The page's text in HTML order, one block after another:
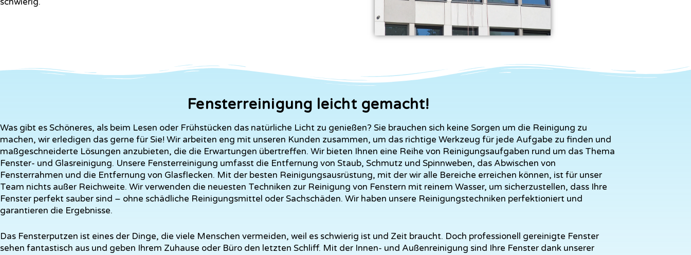
Fensterreinigung leicht gemacht!
Was gibt es Schöneres, als beim Lesen oder Frühstücken das natürliche Licht zu genießen? Sie brauchen sich keine Sorgen um die Reinigung zu
machen, wir erledigen das gerne für Sie! Wir arbeiten eng mit unseren Kunden zusammen, um das richtige Werkzeug für jede Aufgabe zu finden und
maßgeschneiderte Lösungen anzubieten, die die Erwartungen übertreffen. Wir bieten Ihnen eine Reihe von Reinigungsaufgaben rund um das Thema
Fenster- und Glasreinigung. Unsere Fensterreinigung umfasst die Entfernung von Staub, Schmutz und Spinnweben, das Abwischen von
Fensterrahmen und die Entfernung von Glasflecken. Mit der besten Reinigungsausrüstung, mit der wir alle Bereiche erreichen können, ist für unser
Team nichts außer Reichweite. Wir verwenden die neuesten Techniken zur Reinigung von Fenstern mit reinem Wasser, um sicherzustellen, dass Ihre
Fenster perfekt sauber sind – ohne schädliche Reinigungsmittel oder Sachschäden. Wir haben unsere Reinigungstechniken perfektioniert und
garantieren die Ergebnisse.
Das Fensterputzen ist eines der Dinge, die viele Menschen vermeiden, weil es schwierig ist und Zeit braucht. Doch professionell gereinigte Fenster
sehen fantastisch aus und geben Ihrem Zuhause oder Büro den letzten Schliff. Mit der Innen- und Außenreinigung sind Ihre Fenster dank unserer